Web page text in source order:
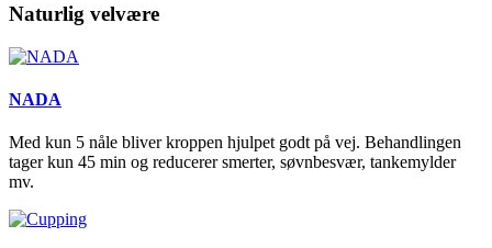
Naturlig velvære
NADA
Med kun 5 nåle bliver kroppen hjulpet godt på vej. Behandlingen
tager kun 45 min og reducerer smerter, søvnbesvær, tankemylder
mv.